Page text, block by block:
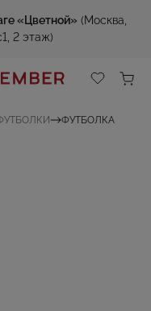
«Цветной» (Москва,
2 этаж)
ФУТБОЛКА